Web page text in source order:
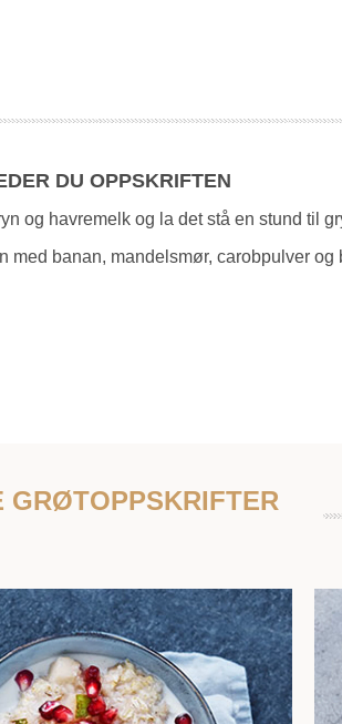
DU OPPSKRIFTEN
og havremelk og la det stå en stund til
med banan, mandelsmør, carobpulver og
GRØTOPPSKRIFTER